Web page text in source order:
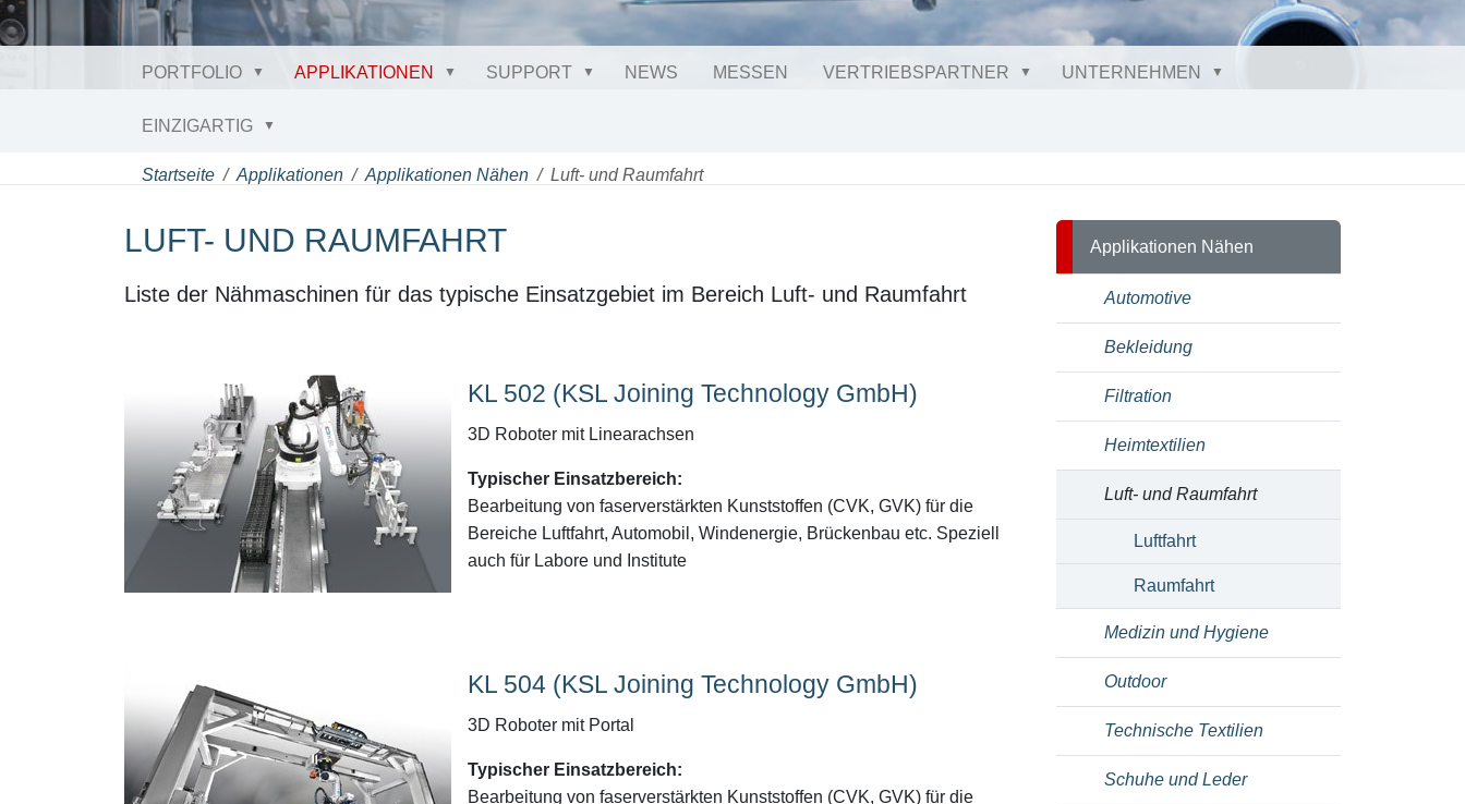
PORTFOLIO APPLIKATIONEN SUPPORT NEWS MESSEN VERTRIEBSPARTNER UNTERNEHMEN
EINZIGARTIG
Startseite Applikationen Applikationen Nähen Luft- und Raumfahrt
LUFT- UND RAUMFAHRT
Liste der Nähmaschinen für das typische Einsatzgebiet im Bereich Luft- und Raumfahrt
KL 502 (KSL Joining Technology GmbH)
3D Roboter mit Linearachsen
Typischer Einsatzbereich:
Bearbeitung von faserverstärkten Kunststoffen (CVK, GVK) für die
Bereiche Luftfahrt, Automobil, Windenergie, Brückenbau etc. Speziell
auch für Labore und Institute
KL 504 (KSL Joining Technology GmbH)
3D Roboter mit Portal
Typischer Einsatzbereich:
Bearbeitung von faserverstärkten Kunststoffen (CVK, GVK) für die
Applikationen Nähen
Automotive
Bekleidung
Filtration
Heimtextilien
Luft- und Raumfahrt
Luftfahrt
Raumfahrt
Medizin und Hygiene
Outdoor
Technische Textilien
Schuhe und Leder